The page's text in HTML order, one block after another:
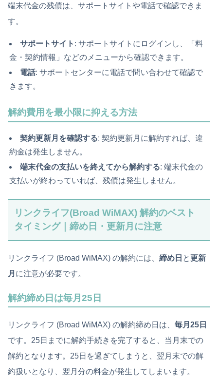
端末代金の残債は、サポートサイトや電話で確認できま
す。
サポートサイト : サポートサイトにログインし、「料
金・契約情報」などのメニューから確認できます。
電話: サポートセンターに電話で問い合わせて確認で
きます。
解約費用を最小限に抑える方法
契約更新月を確認する: 契約更新月に解約すれば、違
約金は発生しません。
端末代金の支払いを終えてから解約する: 端末代金の
支払いが終わっていれば、残債は発生しません。
リンクライフ(Broad WiMAX) 解約のベスト
タイミング｜締め日・更新月に注意
リンクライフ (Broad WiMAX) の解約には、 締め日 と更新
月 に注意が必要です。
解約締め日は毎月25日
リンクライフ (Broad WiMAX) の解約締め日は、 毎月25日
です。25日までに解約手続きを完了すると、当月末での
解約となります。25日を過ぎてしまうと、翌月末での解
約扱いとなり、翌月分の料金が発生してしまいます。